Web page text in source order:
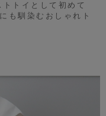
トイとして初めて
も馴染むおしゃれト